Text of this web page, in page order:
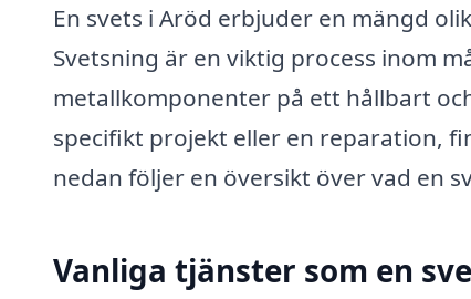
En svets i Aröd erbjuder en mängd
Svetsning är en viktig process inom
metallkomponenter på ett hållbart
specifikt projekt eller en reparation,
nedan följer en översikt över vad en
Vanliga tjänster som en